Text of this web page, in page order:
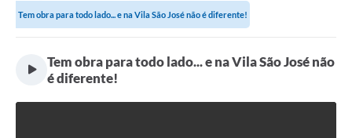
Estrutura Administrativa
Galeria de Fotos
Tem obra para todo lado... e na Vila São José não é diferente!
Tem obra para todo lado... e na Vila São José não
é diferente!